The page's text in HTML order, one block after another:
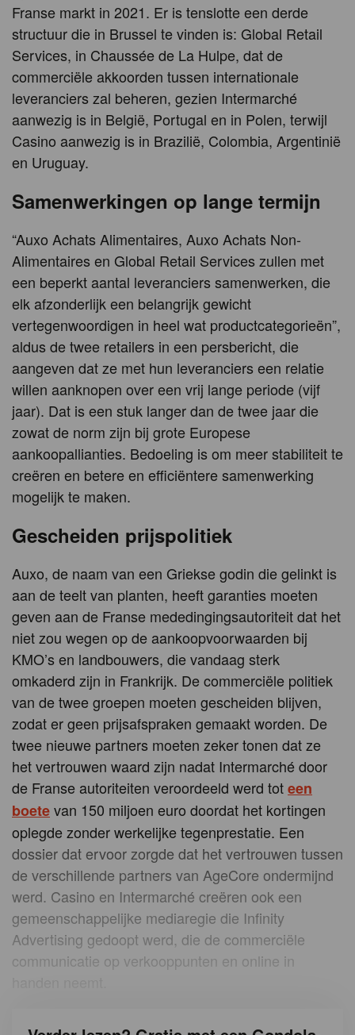
Franse markt in 2021. Er is tenslotte een derde
structuur die in Brussel te vinden is: Global Retail
Services, in Chaussée de La Hulpe, dat de
commerciële akkoorden tussen internationale
leveranciers zal beheren, gezien Intermarché
aanwezig is in België, Portugal en in Polen, terwijl
Casino aanwezig is in Brazilië, Colombia, Argentinië
en Uruguay.
Samenwerkingen op lange termijn
“Auxo Achats Alimentaires, Auxo Achats Non-
Alimentaires en Global Retail Services zullen met
een beperkt aantal leveranciers samenwerken, die
elk afzonderlijk een belangrijk gewicht
vertegenwoordigen in heel wat productcategorieën”,
aldus de twee retailers in een persbericht, die
aangeven dat ze met hun leveranciers een relatie
willen aanknopen over een vrij lange periode (vijf
jaar). Dat is een stuk langer dan de twee jaar die
zowat de norm zijn bij grote Europese
aankoopallianties. Bedoeling is om meer stabiliteit te
creëren en betere en efficiëntere samenwerking
mogelijk te maken.
Gescheiden prijspolitiek
Auxo, de naam van een Griekse godin die gelinkt is
aan de teelt van planten, heeft garanties moeten
geven aan de Franse mededingingsautoriteit dat het
niet zou wegen op de aankoopvoorwaarden bij
KMO’s en landbouwers, die vandaag sterk
omkaderd zijn in Frankrijk. De commerciële politiek
van de twee groepen moeten gescheiden blijven,
zodat er geen prijsafspraken gemaakt worden. De
twee nieuwe partners moeten zeker tonen dat ze
het vertrouwen waard zijn nadat Intermarché door
de Franse autoriteiten veroordeeld werd toteen
boetevan 150 miljoen euro doordat het kortingen
oplegde zonder werkelijke tegenprestatie. Een
dossier dat ervoor zorgde dat het vertrouwen tussen
de verschillende partners van AgeCore ondermijnd
werd. Casino en Intermarché creëren ook een
gemeenschappelijke mediaregie die Infinity
Advertising gedoopt werd, die de commerciële
communicatie op verkooppunten en online in